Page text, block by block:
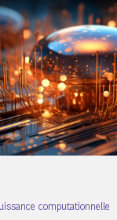
computationnelle